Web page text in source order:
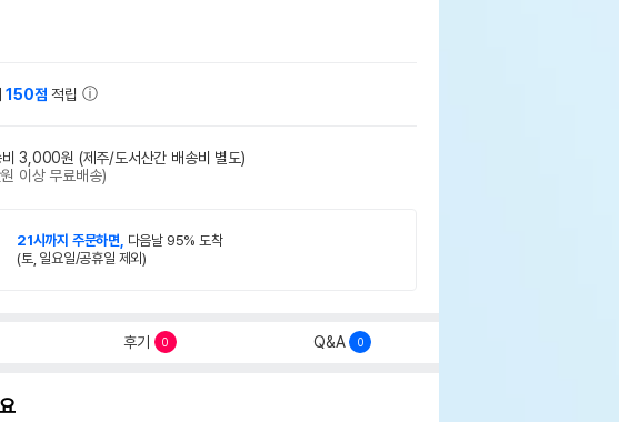
150점 적립
비 3,000원 (제주/도서산간 배송비 별도)
이상 무료배송)
21시까지 주문하면, 다음날 95% 도착
(토, 일요일/공휴일 제외)
후기 0 Q&A 0